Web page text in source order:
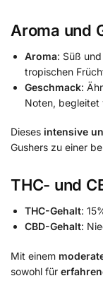
Aroma und
Aroma: Süß
tropischen
Geschmack:
Noten, begleitet
Dieses intensive
Gushers zu einer
THC- und
THC-Gehalt:
CBD-Gehalt:
Mit einem
sowohl für